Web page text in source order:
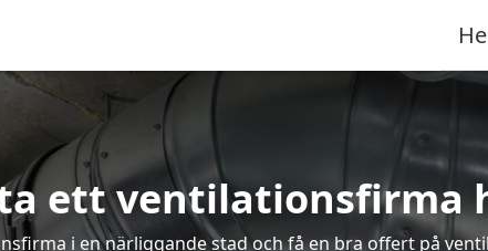
ett ventilationsfirma
i en närliggande stad och få en bra offert på